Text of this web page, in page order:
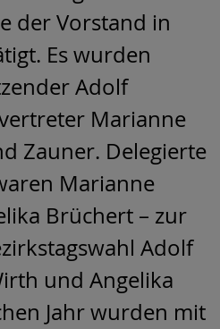
der Vorstand in
Es wurden
Adolf
Marianne
Zauner. Delegierte
Marianne
Brüchert – zur
Adolf
und Angelika
Jahr wurden mit